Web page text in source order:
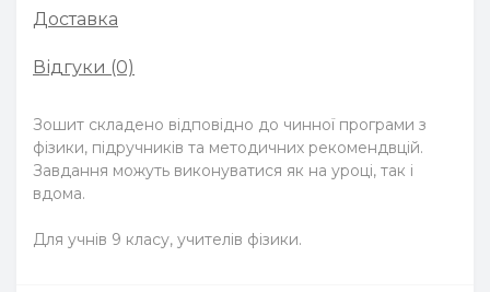
Доставка
Відгуки (0)
Зошит складено відповідно до чинної програми з
фізики, підручників та методичних рекомендвцій.
Завдання можуть виконуватися як на уроці, так і
вдома.
Для учнів 9 класу, учителів фізики.